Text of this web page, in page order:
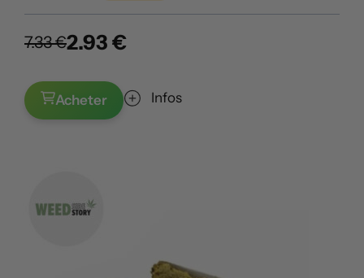
7.33 €2.93 €
Acheter Infos